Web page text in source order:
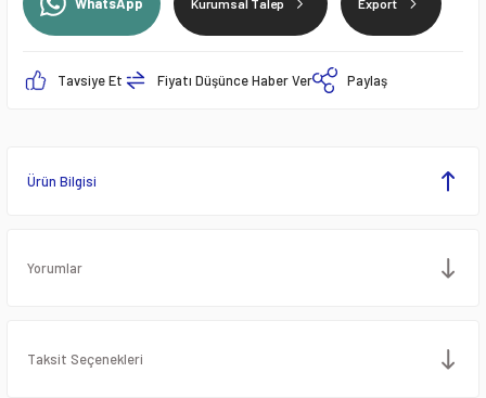
Kurumsal Talep Export
Tavsiye Et Fiyatı Düşünce Haber Ver Paylaş
Ürün Bilgisi
Yorumlar
Taksit Seçenekleri